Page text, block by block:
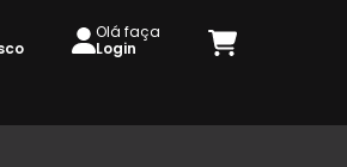
Olá faça
Login